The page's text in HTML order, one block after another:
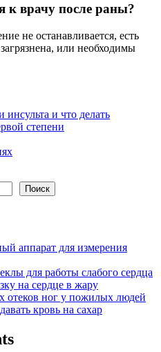
к врачу после раны?
не останавливается, есть
или необходимы
инсульта и что делать
степени
Поиск
аппарат для измерения
для работы слабого сердца
на сердце в жару
отеков ног у пожилых людей
кровь на сахар